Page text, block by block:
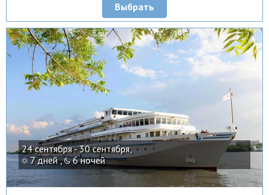
Выбрать
24 сентября - 30 сентября,
7 дней , 6 ночей